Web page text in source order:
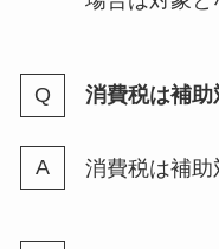
消費税は補助
消費税は補助